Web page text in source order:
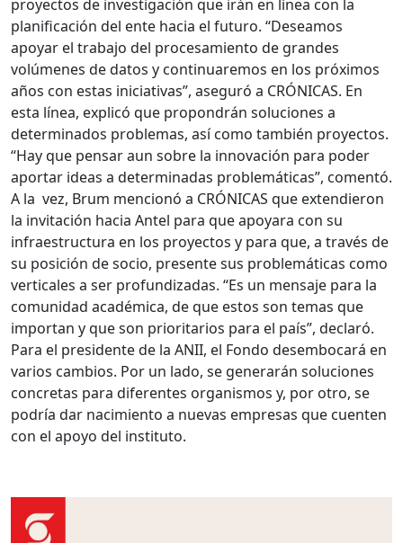
proyectos de investigación que irán en línea con la
planificación del ente hacia el futuro. “Deseamos
apoyar el trabajo del procesamiento de grandes
volúmenes de datos y continuaremos en los próximos
años con estas iniciativas”, aseguró a CRÓNICAS. En
esta línea, explicó que propondrán soluciones a
determinados problemas, así como también proyectos.
“Hay que pensar aun sobre la innovación para poder
aportar ideas a determinadas problemáticas”, comentó.
A la vez, Brum mencionó a CRÓNICAS que extendieron
la invitación hacia Antel para que apoyara con su
infraestructura en los proyectos y para que, a través de
su posición de socio, presente sus problemáticas como
verticales a ser profundizadas. “Es un mensaje para la
comunidad académica, de que estos son temas que
importan y que son prioritarios para el país”, declaró.
Para el presidente de la ANII, el Fondo desembocará en
varios cambios. Por un lado, se generarán soluciones
concretas para diferentes organismos y, por otro, se
podría dar nacimiento a nuevas empresas que cuenten
con el apoyo del instituto.